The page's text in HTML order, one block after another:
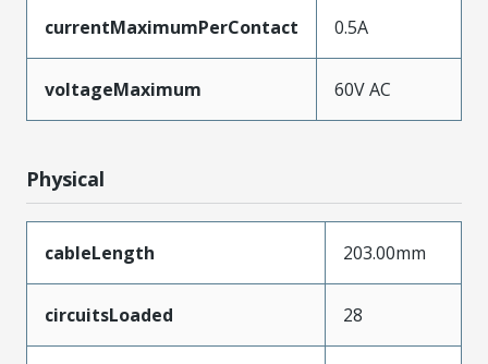
currentMaximumPerContact 0.5A
voltageMaximum 60V AC
Physical
cableLength 203.00mm
circuitsLoaded 28